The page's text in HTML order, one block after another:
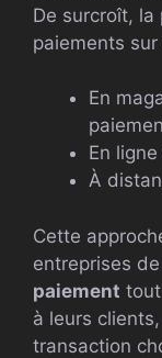
De surcroît,
paiements
En
En
À
Cette
entreprises de
paiement
à leurs
transaction